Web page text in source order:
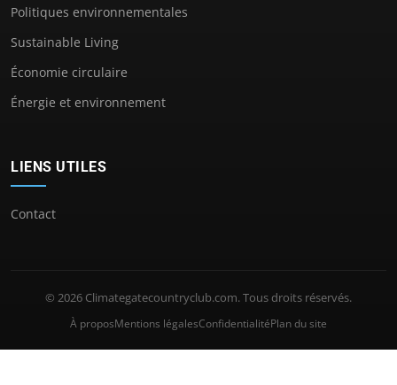
Politiques environnementales
Sustainable Living
Économie circulaire
Énergie et environnement
LIENS UTILES
Contact
© 2026 Climategatecountryclub.com. Tous droits réservés.
À proposMentions légalesConfidentialitéPlan du site